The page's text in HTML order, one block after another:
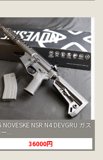
NOVESKE NSR N4 DEVGRU ガス
...
36000円